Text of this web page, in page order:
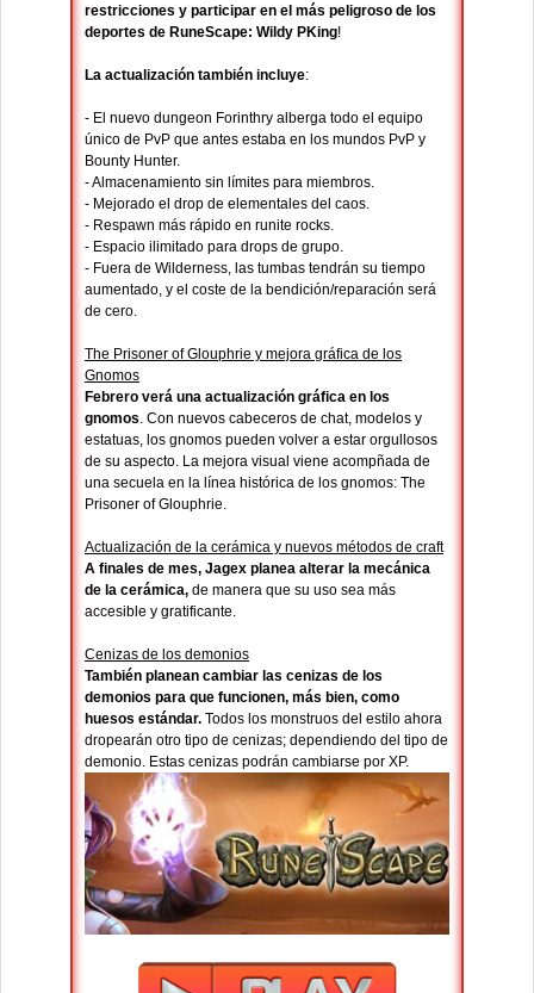
restricciones y participar en el más peligroso de los
deportes de RuneScape: Wildy PKing!
La actualización también incluye:
- El nuevo dungeon Forinthry alberga todo el equipo
único de PvP que antes estaba en los mundos PvP y
Bounty Hunter.
- Almacenamiento sin límites para miembros.
- Mejorado el drop de elementales del caos.
- Respawn más rápido en runite rocks.
- Espacio ilimitado para drops de grupo.
- Fuera de Wilderness, las tumbas tendrán su tiempo
aumentado, y el coste de la bendición/reparación será
de cero.
The Prisoner of Glouphrie y mejora gráfica de los
Gnomos
Febrero verá una actualización gráfica en los
gnomos. Con nuevos cabeceros de chat, modelos y
estatuas, los gnomos pueden volver a estar orgullosos
de su aspecto. La mejora visual viene acompñada de
una secuela en la línea histórica de los gnomos: The
Prisoner of Glouphrie.
Actualización de la cerámica y nuevos métodos de craft
A finales de mes, Jagex planea alterar la mecánica
de la cerámica, de manera que su uso sea más
accesible y gratificante.
Cenizas de los demonios
También planean cambiar las cenizas de los
demonios para que funcionen, más bien, como
huesos estándar. Todos los monstruos del estilo ahora
dropearán otro tipo de cenizas; dependiendo del tipo de
demonio. Estas cenizas podrán cambiarse por XP.